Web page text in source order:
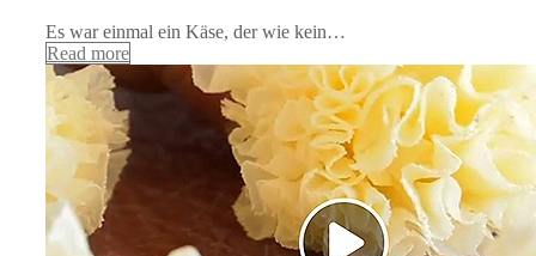
Es war einmal ein Käse, der wie kein…
Read more